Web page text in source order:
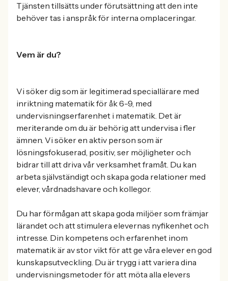
Tjänsten tillsätts under förutsättning att den inte
behöver tas i anspråk för interna omplaceringar.
Vem är du?
Vi söker dig som är legitimerad speciallärare med
inriktning matematik för åk 6-9, med
undervisningserfarenhet i matematik. Det är
meriterande om du är behörig att undervisa i fler
ämnen. Vi söker en aktiv person som är
lösningsfokuserad, positiv, ser möjligheter och
bidrar till att driva vår verksamhet framåt. Du kan
arbeta självständigt och skapa goda relationer med
elever, vårdnadshavare och kollegor.
Du har förmågan att skapa goda miljöer som främjar
lärandet och att stimulera elevernas nyfikenhet och
intresse. Din kompetens och erfarenhet inom
matematik är av stor vikt för att ge våra elever en god
kunskapsutveckling. Du är trygg i att variera dina
undervisningsmetoder för att möta alla elevers